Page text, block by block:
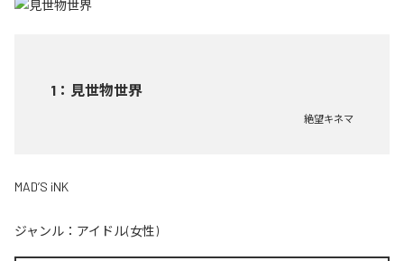
1 ： 見世物世界
絶望キネマ
MAD’S iNK
ジャンル： アイドル(女性)